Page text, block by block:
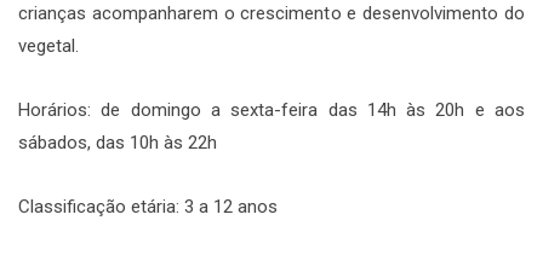
crianças acompanharem o crescimento e desenvolvimento do
vegetal.
Horários: de domingo a sexta-feira das 14h às 20h e aos
sábados, das 10h às 22h
Classificação etária: 3 a 12 anos